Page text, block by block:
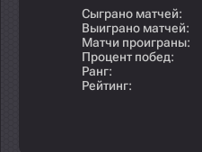
Сыграно матчей:
Выиграно матчей:
Матчи проиграны:
Процент побед:
Ранг:
Рейтинг: